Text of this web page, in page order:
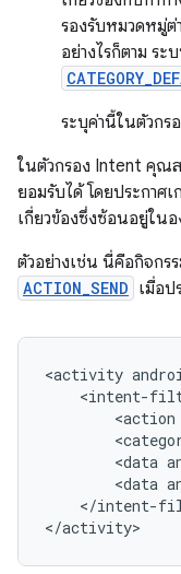
รองรับหมวดหมู่ต่
อย่างไรก็ตาม ร
ระบุค่านี้ในตัวกร
ในตัวกรอง Intent คุณ
ยอมรับได้ โดยประกาศ
เกี่ยวข้องซึ่งซ้อนอยู่ใน
ตัวอย่างเช่น นี่คือกิจกร
ACTION_SEND เมื่อป
<activity
<action
<data
<data
</intent-
</activity>